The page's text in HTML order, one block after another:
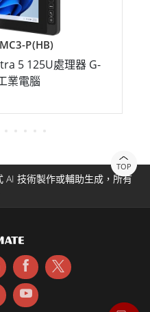
P(HB)
5 125U處理器 G-
業電腦
TOP
AI 技術製作或輔助生成，所有